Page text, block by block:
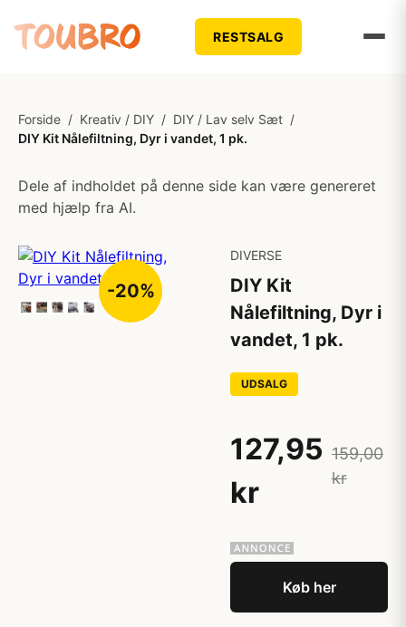
RESTSALG
Forside / Kreativ / DIY / DIY / Lav selv Sæt /
DIY Kit Nålefiltning, Dyr i vandet, 1 pk.
Dele af indholdet på denne side kan være genereret
med hjælp fra AI.
-20%
DIVERSE
DIY Kit
Nålefiltning, Dyr i
vandet, 1 pk.
UDSALG
127,95
kr
159,00
kr
Køb her